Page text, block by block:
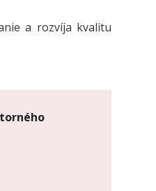
a rozvíja kvalitu